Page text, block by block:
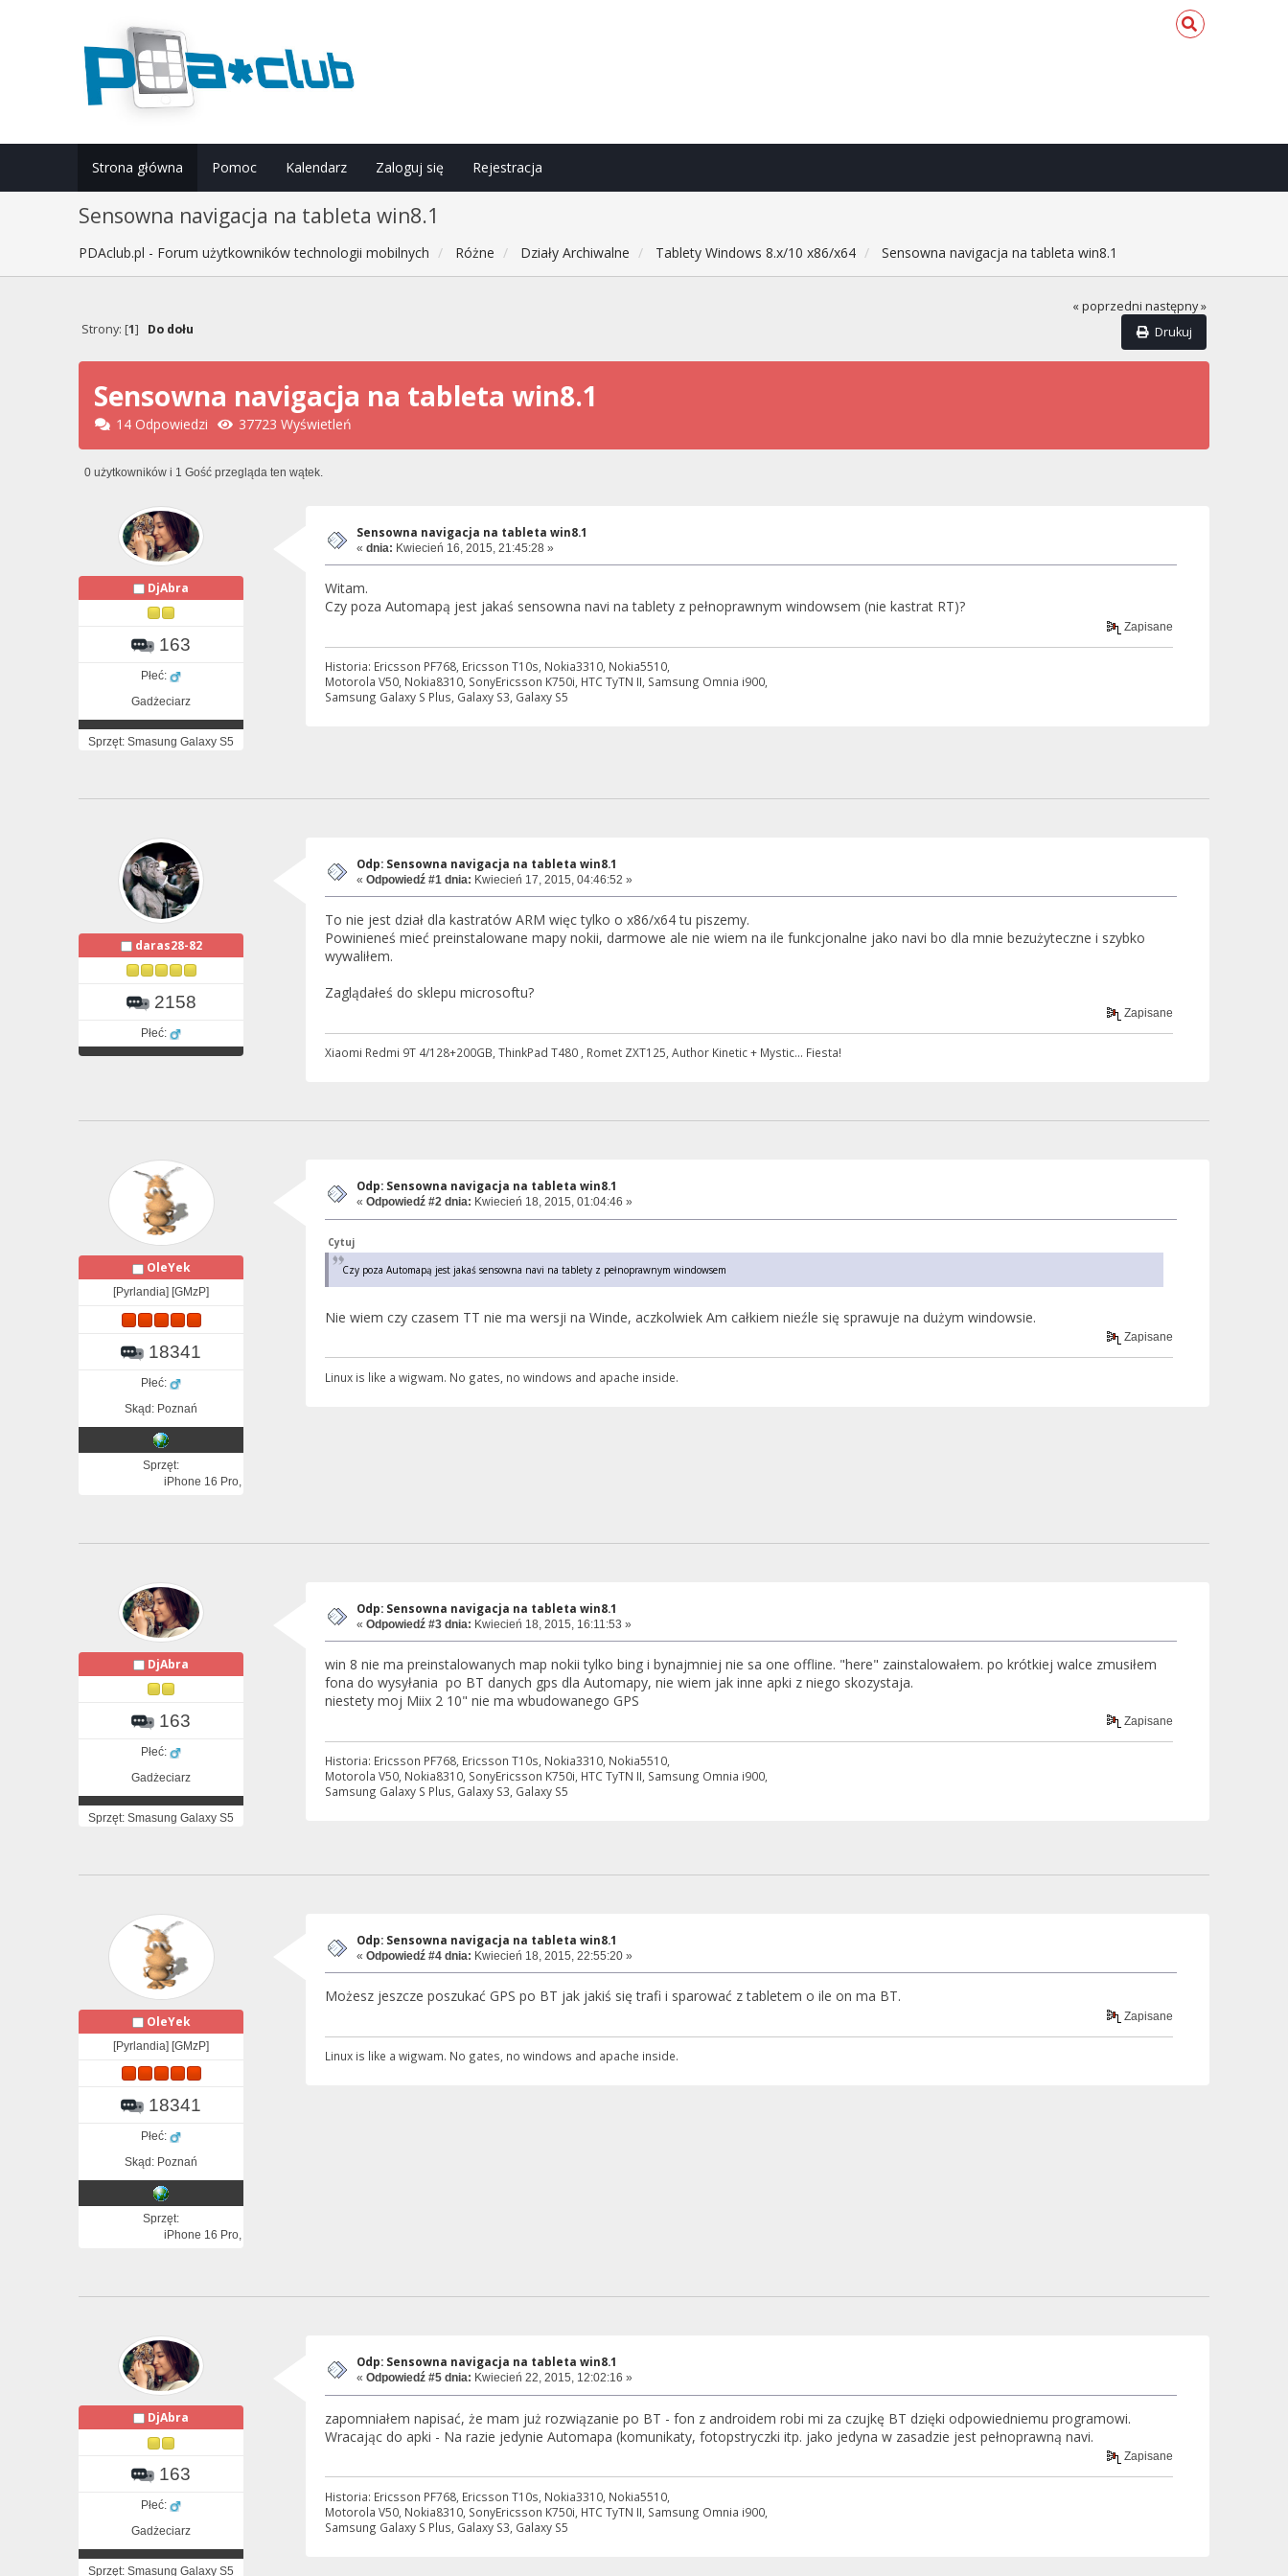
Strona główna Pomoc Kalendarz Zaloguj się Rejestracja
Sensowna navigacja na tableta win8.1
PDAclub.pl - Forum użytkowników technologii mobilnych Różne Działy Archiwalne Tablety Windows 8.x/10 x86/x64 Sensowna navigacja na tableta win8.1
« poprzedni następny »
Drukuj
Strony: [1] Do dołu
Sensowna navigacja na tableta win8.1
14 Odpowiedzi 37723 Wyświetleń
0 użytkowników i 1 Gość przegląda ten wątek.
DjAbra
163
Płeć:
Gadżeciarz
Sprzęt: Smasung Galaxy S5
Sensowna navigacja na tableta win8.1
« dnia: Kwiecień 16, 2015, 21:45:28 »
Witam.
Czy poza Automapą jest jakaś sensowna navi na tablety z pełnoprawnym windowsem (nie kastrat RT)?
Zapisane
Historia: Ericsson PF768, Ericsson T10s, Nokia3310, Nokia5510,
Motorola V50, Nokia8310, SonyEricsson K750i, HTC TyTN II, Samsung Omnia i900,
Samsung Galaxy S Plus, Galaxy S3, Galaxy S5
daras28-82
2158
Płeć:
Odp: Sensowna navigacja na tableta win8.1
« Odpowiedź #1 dnia: Kwiecień 17, 2015, 04:46:52 »
To nie jest dział dla kastratów ARM więc tylko o x86/x64 tu piszemy.
Powinieneś mieć preinstalowane mapy nokii, darmowe ale nie wiem na ile funkcjonalne jako navi bo dla mnie bezużyteczne i szybko
wywaliłem.
Zaglądałeś do sklepu microsoftu?
Zapisane
Xiaomi Redmi 9T 4/128+200GB, ThinkPad T480 , Romet ZXT125, Author Kinetic + Mystic... Fiesta!
OleYek
[Pyrlandia] [GMzP]
18341
Płeć:
Skąd: Poznań
Sprzęt:
iPhone 16 Pro, iPad Pro, Apple Watch
Odp: Sensowna navigacja na tableta win8.1
« Odpowiedź #2 dnia: Kwiecień 18, 2015, 01:04:46 »
Cytuj
Czy poza Automapą jest jakaś sensowna navi na tablety z pełnoprawnym windowsem
Nie wiem czy czasem TT nie ma wersji na Winde, aczkolwiek Am całkiem nieźle się sprawuje na dużym windowsie.
Zapisane
Linux is like a wigwam. No gates, no windows and apache inside.
DjAbra
163
Płeć:
Gadżeciarz
Sprzęt: Smasung Galaxy S5
Odp: Sensowna navigacja na tableta win8.1
« Odpowiedź #3 dnia: Kwiecień 18, 2015, 16:11:53 »
win 8 nie ma preinstalowanych map nokii tylko bing i bynajmniej nie sa one offline. "here" zainstalowałem. po krótkiej walce zmusiłem
fona do wysyłania po BT danych gps dla Automapy, nie wiem jak inne apki z niego skozystaja.
niestety moj Miix 2 10" nie ma wbudowanego GPS
Zapisane
Historia: Ericsson PF768, Ericsson T10s, Nokia3310, Nokia5510,
Motorola V50, Nokia8310, SonyEricsson K750i, HTC TyTN II, Samsung Omnia i900,
Samsung Galaxy S Plus, Galaxy S3, Galaxy S5
OleYek
[Pyrlandia] [GMzP]
18341
Płeć:
Skąd: Poznań
Sprzęt:
iPhone 16 Pro, iPad Pro, Apple Watch
Odp: Sensowna navigacja na tableta win8.1
« Odpowiedź #4 dnia: Kwiecień 18, 2015, 22:55:20 »
Możesz jeszcze poszukać GPS po BT jak jakiś się trafi i sparować z tabletem o ile on ma BT.
Zapisane
Linux is like a wigwam. No gates, no windows and apache inside.
DjAbra
163
Płeć:
Gadżeciarz
Sprzęt: Smasung Galaxy S5
Odp: Sensowna navigacja na tableta win8.1
« Odpowiedź #5 dnia: Kwiecień 22, 2015, 12:02:16 »
zapomniałem napisać, że mam już rozwiązanie po BT - fon z androidem robi mi za czujkę BT dzięki odpowiedniemu programowi.
Wracając do apki - Na razie jedynie Automapa (komunikaty, fotopstryczki itp. jako jedyna w zasadzie jest pełnoprawną navi.
Zapisane
Historia: Ericsson PF768, Ericsson T10s, Nokia3310, Nokia5510,
Motorola V50, Nokia8310, SonyEricsson K750i, HTC TyTN II, Samsung Omnia i900,
Samsung Galaxy S Plus, Galaxy S3, Galaxy S5